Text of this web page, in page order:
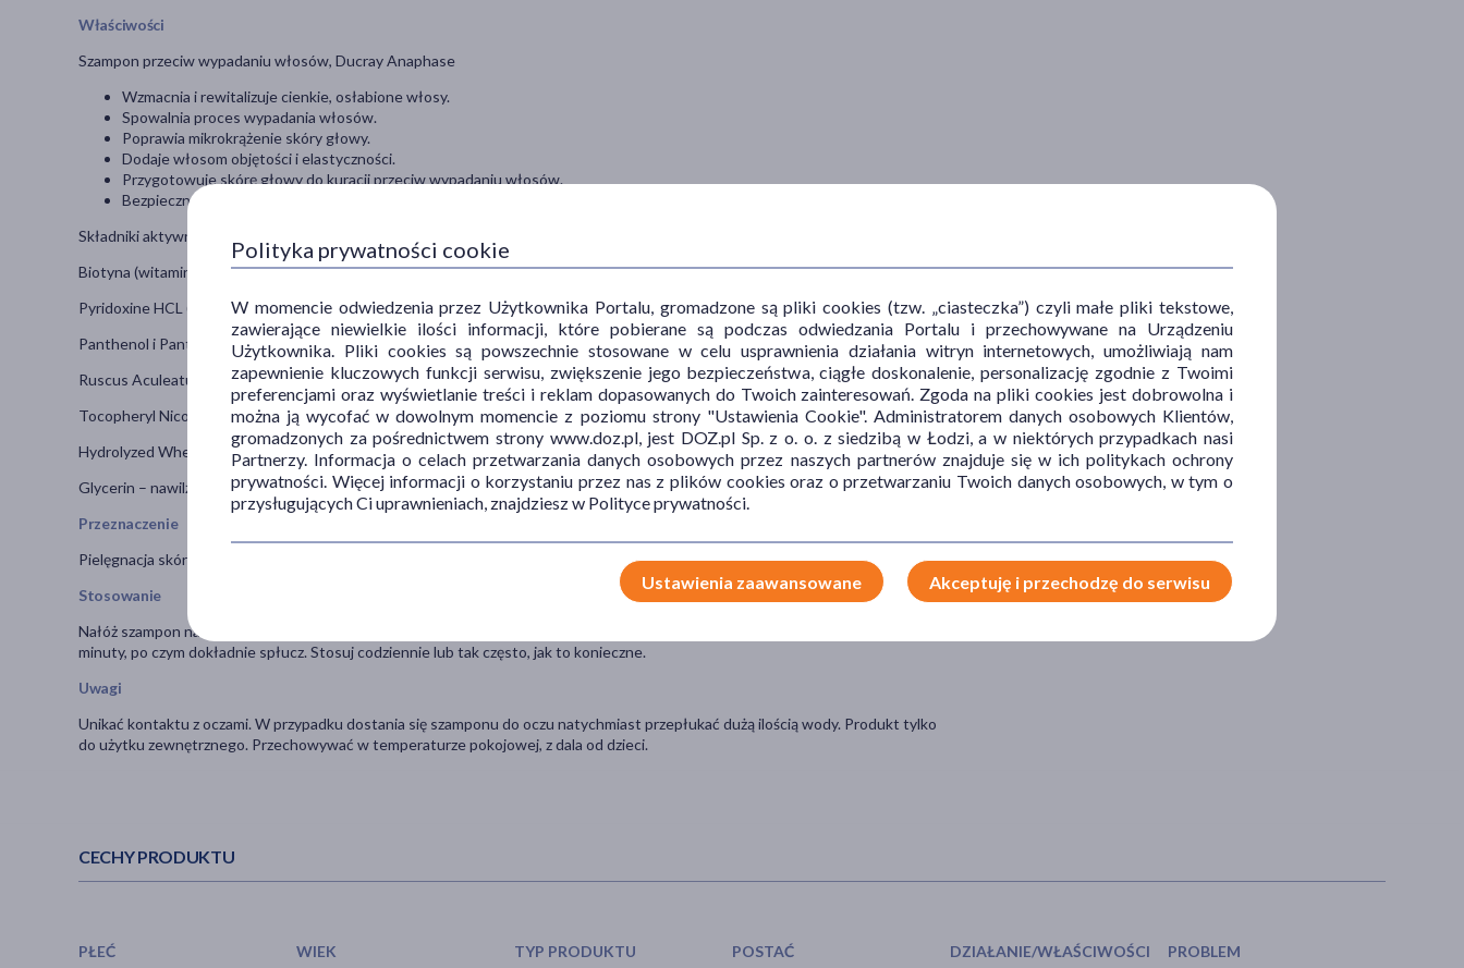
Właściwości
Szampon przeciw wypadaniu włosów, Ducray Anaphase
Wzmacnia i rewitalizuje cienkie, osłabione włosy.
Spowalnia proces wypadania włosów.
Poprawia mikrokrążenie skóry głowy.
Dodaje włosom objętości i elastyczności.
Przygotowuje skórę głowy do kuracji przeciw wypadaniu włosów.
Bezpieczny dla kobiet w ciąży, matek karmiących oraz osób po leczeniu onkologicznym.
Składniki aktywne:
Biotyna (witamina B7) – wspiera wzrost włosów, wzmacnia cebulki i ogranicza ich wypadanie.
Pyridoxine HCL (witamina B6) – pobudza metabolizm komórek włosowych i wspiera syntezę keratyny.
Panthenol i Pantolactone (prowitamina B5) – regenerują, nawilżają i zwiększają elastyczność włosów.
Ruscus Aculeatus Root Extract (wyciąg z ruszczyka) – poprawia mikrokrążenie skóry głowy, stymuluje cebulki włosowe.
Tocopheryl Nicotinate (pochodna witaminy E) – działa antyoksydacyjnie i poprawia ukrwienie skóry głowy.
Hydrolyzed Wheat Protein (hydrolizowane białko pszenicy) – wzmacnia włókno włosa i zwiększa jego odporność na uszkodzenia.
Glycerin – nawilża i chroni przed przesuszeniem.
Przeznaczenie
Pielęgnacja skóry głowy i włosów z tendencją do wypadania i pozbawionych witalności.
Stosowanie
Nałóż szampon na wilgotne włosy, wmasuj do uzyskania piany, a następnie spłucz. Ponownie nałóż produkt i pozostaw na 2–3
minuty, po czym dokładnie spłucz. Stosuj codziennie lub tak często, jak to konieczne.
Uwagi
Unikać kontaktu z oczami. W przypadku dostania się szamponu do oczu natychmiast przepłukać dużą ilością wody. Produkt tylko
do użytku zewnętrznego. Przechowywać w temperaturze pokojowej, z dala od dzieci.
CECHY PRODUKTU
PŁEĆ WIEK TYP PRODUKTU POSTAĆ DZIAŁANIE/WŁAŚCIWOŚCI PROBLEM
Polityka prywatności cookie
W momencie odwiedzenia przez Użytkownika Portalu, gromadzone są pliki cookies (tzw. „ciasteczka”) czyli małe pliki tekstowe,
zawierające niewielkie ilości informacji, które pobierane są podczas odwiedzania Portalu i przechowywane na Urządzeniu
Użytkownika. Pliki cookies są powszechnie stosowane w celu usprawnienia działania witryn internetowych, umożliwiają nam
zapewnienie kluczowych funkcji serwisu, zwiększenie jego bezpieczeństwa, ciągłe doskonalenie, personalizację zgodnie z Twoimi
preferencjami oraz wyświetlanie treści i reklam dopasowanych do Twoich zainteresowań. Zgoda na pliki cookies jest dobrowolna i
można ją wycofać w dowolnym momencie z poziomu strony "Ustawienia Cookie". Administratorem danych osobowych Klientów,
gromadzonych za pośrednictwem strony www.doz.pl, jest DOZ.pl Sp. z o. o. z siedzibą w Łodzi, a w niektórych przypadkach nasi
Partnerzy. Informacja o celach przetwarzania danych osobowych przez naszych partnerów znajduje się w ich politykach ochrony
prywatności. Więcej informacji o korzystaniu przez nas z plików cookies oraz o przetwarzaniu Twoich danych osobowych, w tym o
przysługujących Ci uprawnieniach, znajdziesz w Polityce prywatności.
Ustawienia zaawansowane Akceptuję i przechodzę do serwisu